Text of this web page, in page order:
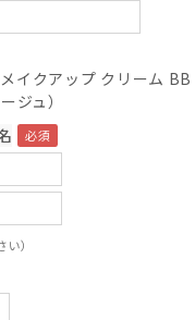
イクアップ クリーム BB
ジュ）
）